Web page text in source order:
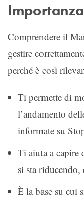
Comprendere il
gestire
perché è così
Ti permette di
l’andamento
informate su
Ti aiuta a
si sta
È la base su cui